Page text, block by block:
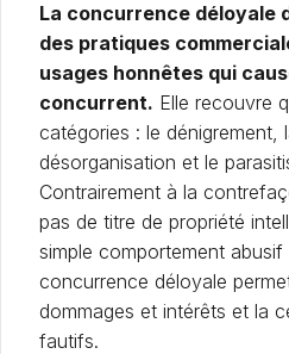
La concurrence déloyale
des pratiques
usages honnêtes qui
concurrent. Elle recouvre
catégories : le dénigrement,
désorganisation et le
Contrairement à la
pas de titre de propriété
simple comportement
concurrence déloyale
dommages et intérêts et la
fautifs.